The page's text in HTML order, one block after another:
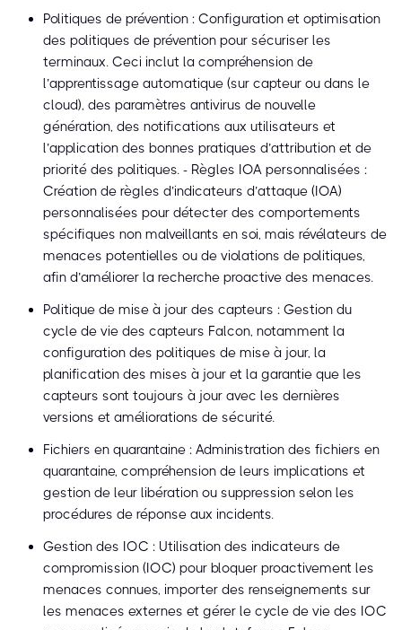
Politiques de prévention : Configuration et optimisation
des politiques de prévention pour sécuriser les
terminaux. Ceci inclut la compréhension de
l’apprentissage automatique (sur capteur ou dans le
cloud), des paramètres antivirus de nouvelle
génération, des notifications aux utilisateurs et
l’application des bonnes pratiques d’attribution et de
priorité des politiques. - Règles IOA personnalisées :
Création de règles d’indicateurs d’attaque (IOA)
personnalisées pour détecter des comportements
spécifiques non malveillants en soi, mais révélateurs de
menaces potentielles ou de violations de politiques,
afin d’améliorer la recherche proactive des menaces.
Politique de mise à jour des capteurs : Gestion du
cycle de vie des capteurs Falcon, notamment la
configuration des politiques de mise à jour, la
planification des mises à jour et la garantie que les
capteurs sont toujours à jour avec les dernières
versions et améliorations de sécurité.
Fichiers en quarantaine : Administration des fichiers en
quarantaine, compréhension de leurs implications et
gestion de leur libération ou suppression selon les
procédures de réponse aux incidents.
Gestion des IOC : Utilisation des indicateurs de
compromission (IOC) pour bloquer proactivement les
menaces connues, importer des renseignements sur
les menaces externes et gérer le cycle de vie des IOC